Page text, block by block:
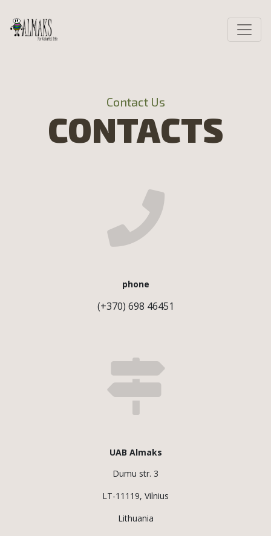
Contact Us
CONTACTS
phone
(+370) 698 46451
UAB Almaks
Dumu str. 3
LT-11119, Vilnius
Lithuania